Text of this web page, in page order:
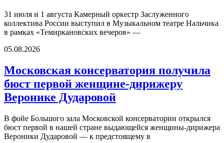
31 июля и 1 августа Камерный оркестр Заслуженного
коллектива России выступил в Музыкальном театре Нальчика
в рамках «Темиркановских вечеров» —
05.08.2026
Московская консерватория получила
бюст первой женщине-дирижеру
Веронике Дударовой
В фойе Большого зала Московской консерватории открылся
бюст первой в нашей стране выдающейся женщины-дирижера
Вероники Дударовой — к предстоящему в